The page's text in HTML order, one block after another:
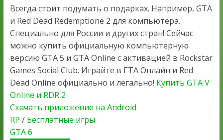
Всегда стоит подумать о подарках. Например, GTA
и Red Dead Redemptione 2 для компьютера.
Специально для России и других стран! Сейчас
можно купить официальную компьютерную
версию GTA 5 и GTA Online с активацией в Rockstar
Games Social Club. Играйте в ГТА Онлайн и Red
Dead Online официально и легально! Купить GTA V
Online и RDR 2
Скачать приложение на Android
RP / Бесплатные игры
GTA 6